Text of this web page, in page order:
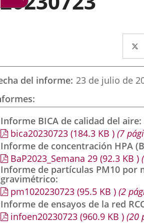
a
del informe 23 de julio de
Informe BICA de calidad del aire
bica20230723 (184.3 KB ) (7
Informe de concentración HPA
BaP2023_Semana 29 (92.3 KB )
Informe de partículas PM10 por
gravimétrico
pm1020230723 (95.5 KB ) (2
Informe de ensayos de la red
infoen20230723 (960.9 KB ) (20